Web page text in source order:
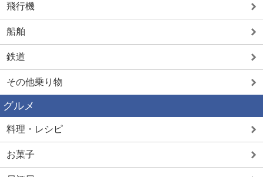
飛行機
船舶
鉄道
その他乗り物
グルメ
料理・レシピ
お菓子